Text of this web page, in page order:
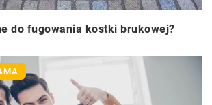
do fugowania kostki brukowej?